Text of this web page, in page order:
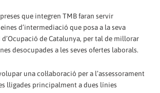
que integren TMB faran servir
d’intermediació que posa a la seva
de Catalunya, per tal de millorar
desocupades a les seves ofertes laborals.
una col·laboració per a l’assessorament
lligades principalment a dues línies